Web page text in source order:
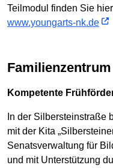
Teilmodul finden Sie
www.youngarts-nk.de
Kompetente
In der Silbersteinstraße
mit der Kita
Senatsverwaltung für
und mit Unterstützung